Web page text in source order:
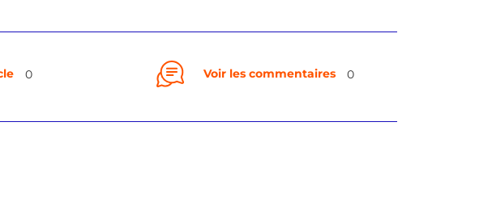
0 Voir les commentaires 0